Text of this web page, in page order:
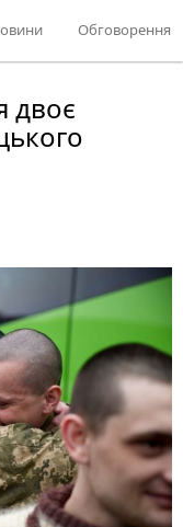
Обговорення
двоє